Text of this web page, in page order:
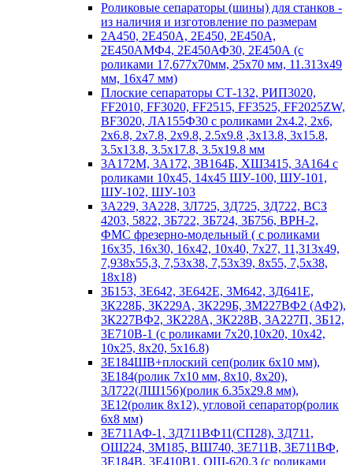
Роликовые сепараторы (шины) для станков -
из наличия и изготовление по размерам
2А450, 2Е450А, 2Е450, 2Е450А,
2Е450АМФ4, 2Е450АФ30, 2Е450А (с
роликами 17,677х70мм, 25х70 мм, 11.313х49
мм, 16х47 мм)
Плоские сепараторы СТ-132, РИП3020,
FF2010, FF3020, FF2515, FF3525, FF2025ZW,
BF3020, ЛА155Ф30 с роликами 2х4.2, 2х6,
2х6.8, 2х7.8, 2х9.8, 2.5х9.8 ,3х13.8, 3х15.8,
3.5х13.8, 3.5х17.8, 3.5х19.8 мм
3А172М, 3А172, 3В164Б, ХШ3415, 3А164 с
роликами 10х45, 14х45 ШУ-100, ШУ-101,
ШУ-102, ШУ-103
3А229, 3А228, 3Л725, 3Д725, 3Д722, ВСЗ
4203, 5822, 3Б722, 3Б724, 3Б756, ВРН-2,
ФМС фрезерно-модельный ( с роликами
16х35, 16х30, 16х42, 10х40, 7х27, 11,313х49,
7,938х55,3, 7,53х38, 7,53х39, 8х55, 7,5х38,
18х18)
3Б153, 3Е642, 3Е642Е, 3М642, 3Д641Е,
3К228Б, 3К229А, 3К229Б, 3М227ВФ2 (АФ2),
3К227ВФ2, 3К228А, 3К228В, 3А227П, 3Б12,
3Е710В-1 (с роликами 7х20,10х20, 10х42,
10х25, 8х20, 5х16.8)
3Е184ШВ+плоский сеп(ролик 6х10 мм),
3Е184(ролик 7х10 мм, 8х10, 8х20),
3Л722(ЛШ156)(ролик 6.35х29.8 мм),
3Е12(ролик 8х12), угловой сепаратор(ролик
6х8 мм)
3Е711АФ-1, 3Д711ВФ11(СП28), 3Д711,
ОШ224, 3М185, ВШ740, 3Е711В, 3Е711ВФ,
3Е184В, 3Е410В1, ОШ-620.3 (с роликами